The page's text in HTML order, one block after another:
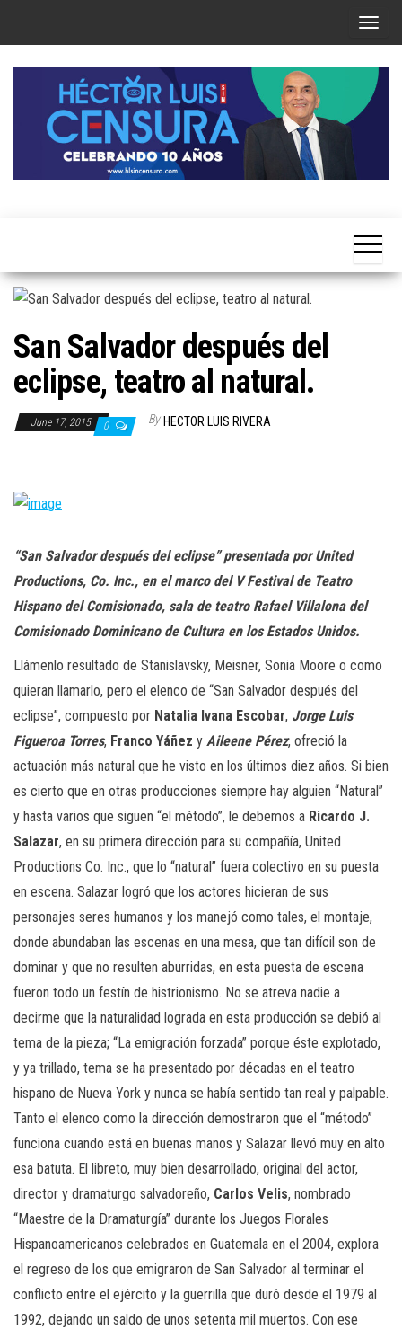
T
g
n
i
g
San Salvador después del
eclipse, teatro al natural.
June 17, 2015 0 By HECTOR LUIS RIVERA
“San Salvador después del eclipse” presentada por United
Productions, Co. Inc., en el marco del V Festival de Teatro
Hispano del Comisionado, sala de teatro Rafael Villalona del
Comisionado Dominicano de Cultura en los Estados Unidos.
Llámenlo resultado de Stanislavsky, Meisner, Sonia Moore o como
quieran llamarlo, pero el elenco de “San Salvador después del
eclipse”, compuesto por Natalia Ivana Escobar, Jorge Luis
Figueroa Torres, Franco Yáñez y Aileene Pérez, ofreció la
actuación más natural que he visto en los últimos diez años. Si bien
es cierto que en otras producciones siempre hay alguien “Natural”
y hasta varios que siguen “el método”, le debemos a Ricardo J.
Salazar, en su primera dirección para su compañía, United
Productions Co. Inc., que lo “natural” fuera colectivo en su puesta
en escena. Salazar logró que los actores hicieran de sus
personajes seres humanos y los manejó como tales, el montaje,
donde abundaban las escenas en una mesa, que tan difícil son de
dominar y que no resulten aburridas, en esta puesta de escena
fueron todo un festín de histrionismo. No se atreva nadie a
decirme que la naturalidad lograda en esta producción se debió al
tema de la pieza; “La emigración forzada” porque éste explotado,
y ya trillado, tema se ha presentado por décadas en el teatro
hispano de Nueva York y nunca se había sentido tan real y palpable.
Tanto el elenco como la dirección demostraron que el “método”
funciona cuando está en buenas manos y Salazar llevó muy en alto
esa batuta. El libreto, muy bien desarrollado, original del actor,
director y dramaturgo salvadoreño, Carlos Velis, nombrado
“Maestre de la Dramaturgía” durante los Juegos Florales
Hispanoamericanos celebrados en Guatemala en el 2004, explora
el regreso de los que emigraron de San Salvador al terminar el
conflicto entre el ejército y la guerrilla que duró desde el 1979 al
1992, dejando un saldo de unos setenta mil muertos. Con ese